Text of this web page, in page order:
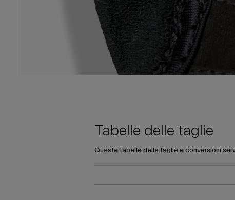
Tabelle delle taglie
Queste tabelle delle taglie e conversioni